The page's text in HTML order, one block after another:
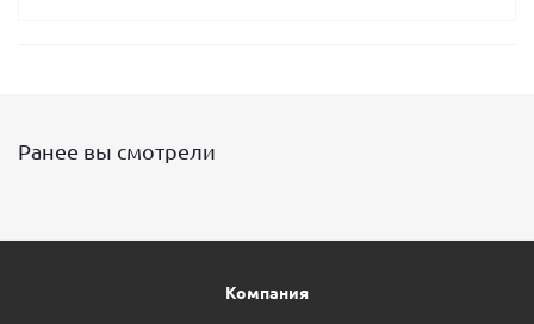
Ранее вы смотрели
Компания